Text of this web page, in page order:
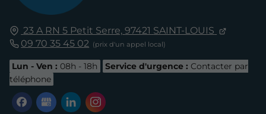
23 A RN 5 Petit Serre, 97421 SAINT-LOUIS
09 70 35 45 02
Lun - Ven : 08h - 18h Service d'urgence : Contacter par
téléphone